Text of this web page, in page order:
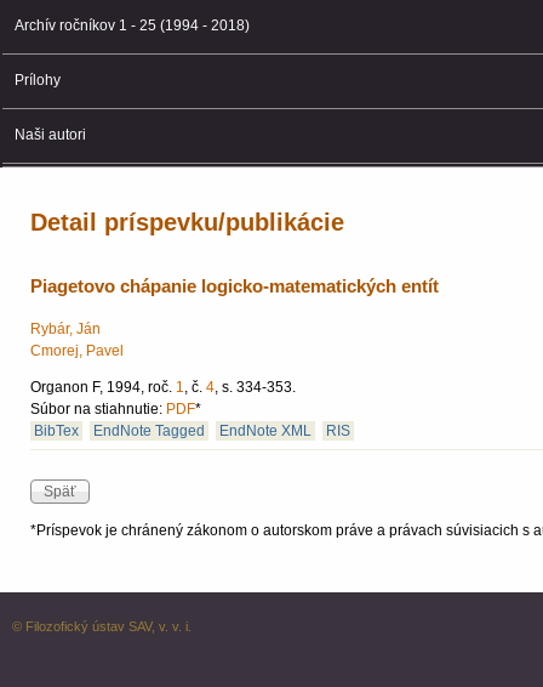
Archív ročníkov 1 - 25 (1994 - 2018)
Prílohy
Naši autori
Detail príspevku/publikácie
Piagetovo chápanie logicko-matematických entít
Rybár, Ján
Cmorej, Pavel
Organon F, 1994, roč. 1, č. 4, s. 334-353.
Súbor na stiahnutie: PDF*
BibTex
EndNote Tagged EndNote XML RIS
*Príspevok je chránený zákonom o autorskom práve a právach súvisiacich s
© Filozofický ústav SAV, v. v. i.